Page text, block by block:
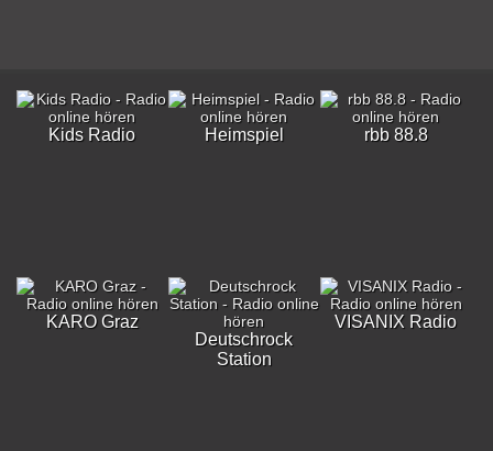
Kids Radio Heimspiel rbb 88.8
KARO Graz
Deutschrock
Station
VISANIX Radio